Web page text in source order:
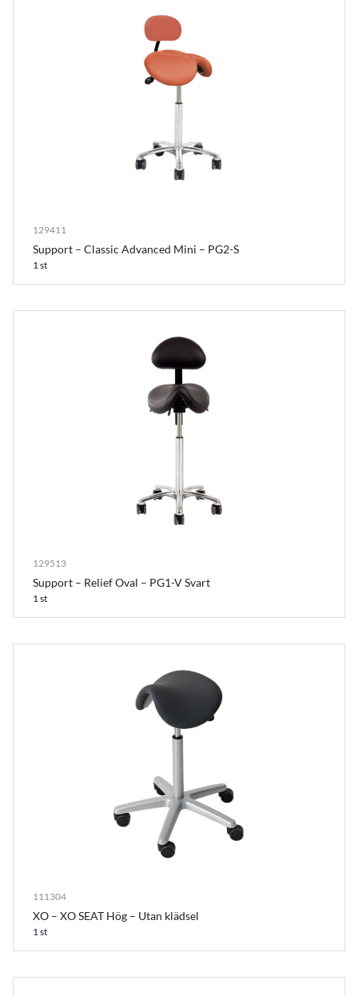
129411
Support – Classic Advanced Mini – PG2-S
1 st
129513
Support – Relief Oval – PG1-V Svart
1 st
111304
XO – XO SEAT Hög – Utan klädsel
1 st